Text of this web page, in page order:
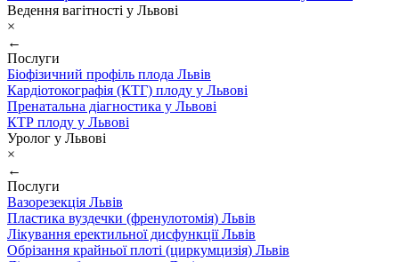
Ведення вагітності у Львові
×
←
Послуги
Біофізичний профіль плода Львів
Кардіотокографія (КТГ) плоду у Львові
Пренатальна діагностика у Львові
КТР плоду у Львові
Уролог у Львові
×
←
Послуги
Вазорезекція Львів
Пластика вуздечки (френулотомія) Львів
Лікування еректильної дисфункції Львів
Обрізання крайньої плоті (циркумцизія) Львів